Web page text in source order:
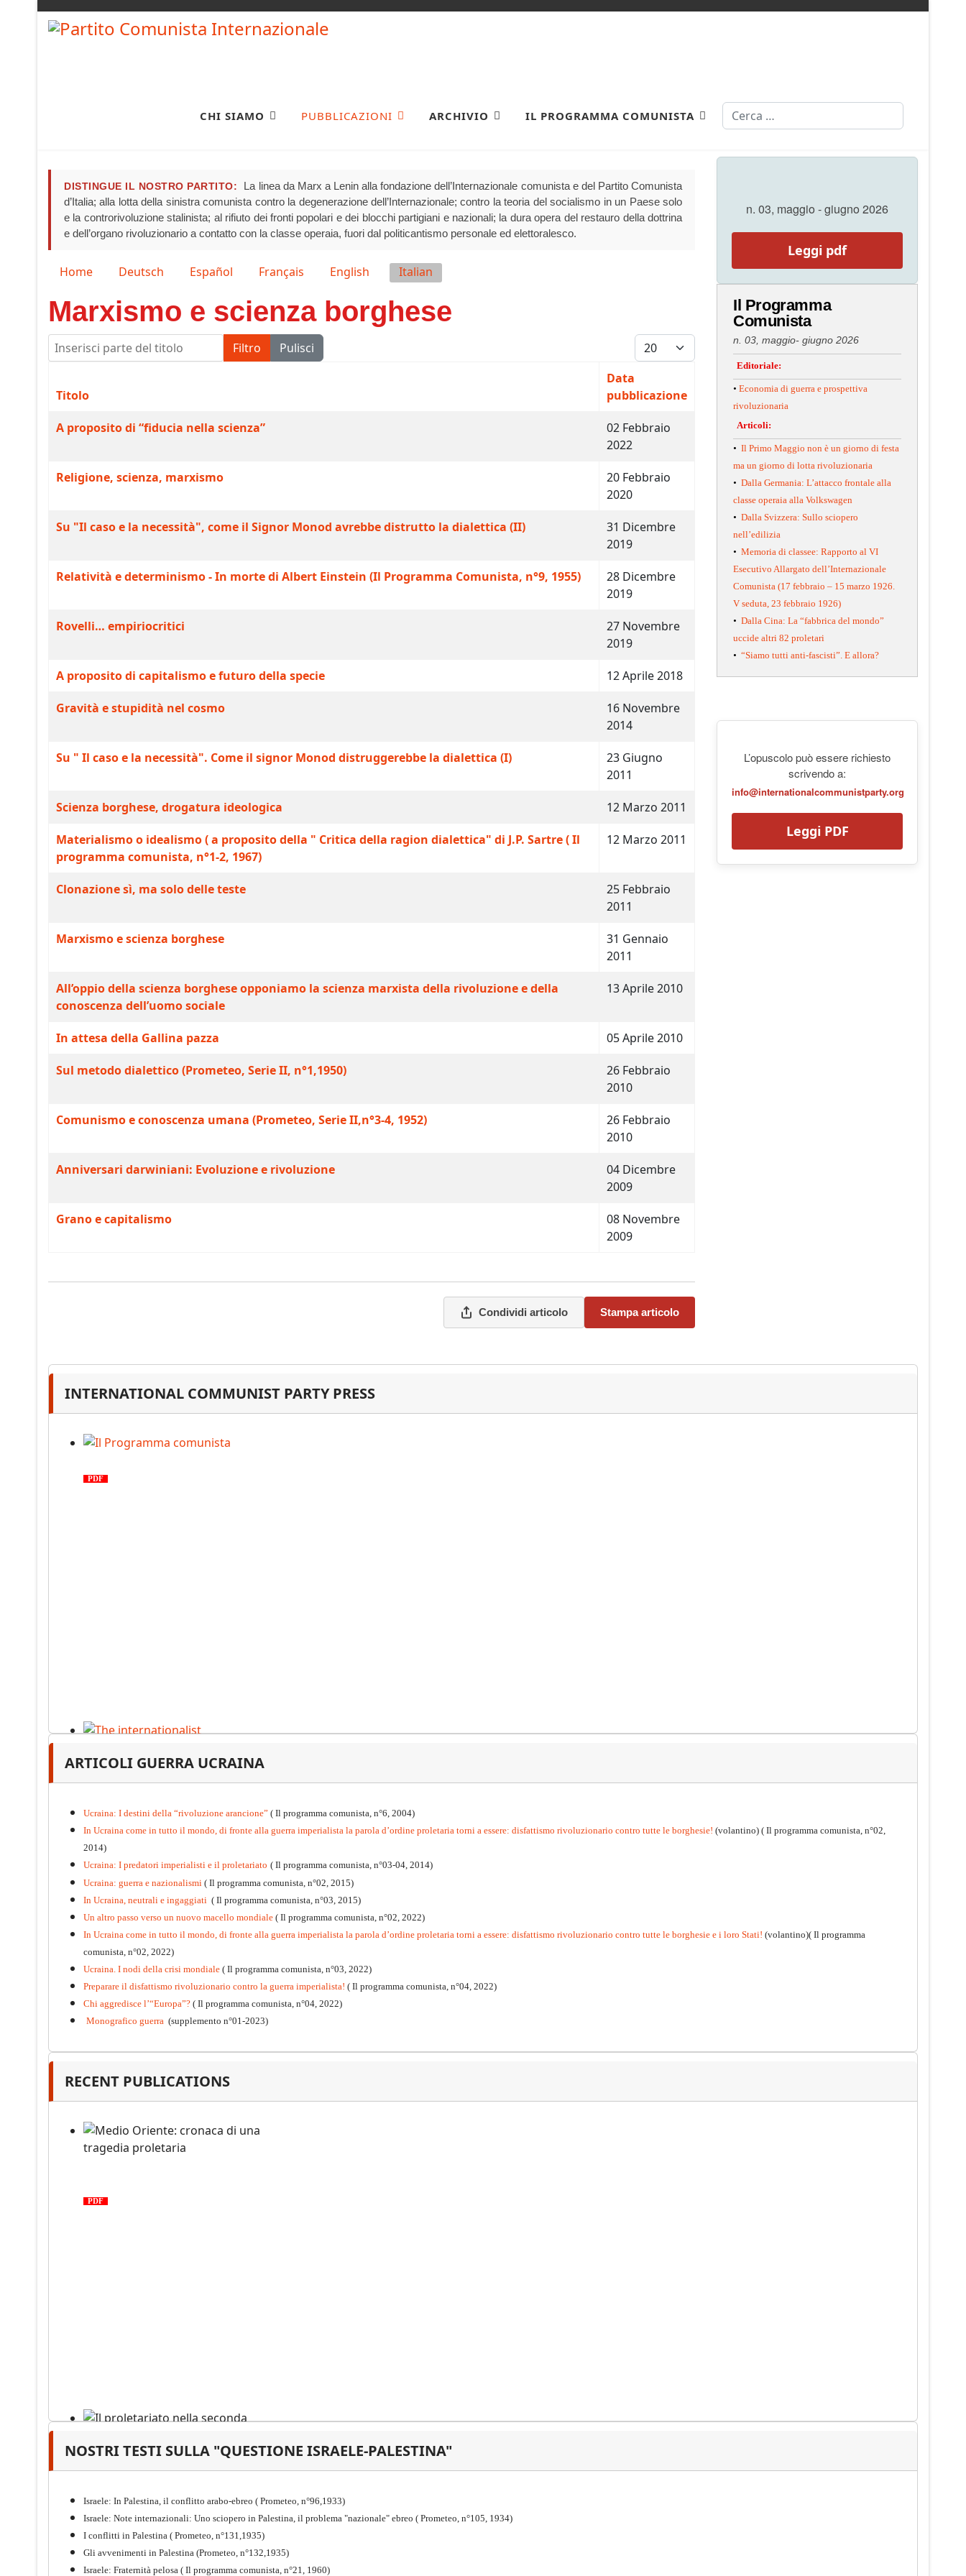
CHI SIAMO PUBBLICAZIONI ARCHIVIO IL PROGRAMMA COMUNISTA Cerca
DISTINGUE IL NOSTRO PARTITO:
La linea da Marx a Lenin alla fondazione dell’Internazionale comunista e del Partito Comunista
d’Italia; alla lotta della sinistra comunista contro la degenerazione dell’Internazionale; contro la teoria del socialismo in un Paese solo
e la controrivoluzione stalinista; al rifiuto dei fronti popolari e dei blocchi partigiani e nazionali; la dura opera del restauro della dottrina
e dell’organo rivoluzionario a contatto con la classe operaia, fuori dal politicantismo personale ed elettoralesco.
Seleziona la tua lingua
Home Deutsch Español Français English Italian
Marxismo e scienza borghese
Inserisci parte del titolo Filtro Pulisci Visualizza #
Titolo
Data
pubblicazione
A proposito di “fiducia nella scienza”
02 Febbraio
2022
Religione, scienza, marxismo
20 Febbraio
2020
Su "Il caso e la necessità", come il Signor Monod avrebbe distrutto la dialettica (II)
31 Dicembre
2019
Relatività e determinismo - In morte di Albert Einstein (Il Programma Comunista, n°9, 1955)
28 Dicembre
2019
Rovelli… empiriocritici
27 Novembre
2019
A proposito di capitalismo e futuro della specie 12 Aprile 2018
Gravità e stupidità nel cosmo
16 Novembre
2014
Su " Il caso e la necessità". Come il signor Monod distruggerebbe la dialettica (I)
23 Giugno
2011
Scienza borghese, drogatura ideologica 12 Marzo 2011
Materialismo o idealismo ( a proposito della " Critica della ragion dialettica" di J.P. Sartre ( Il
programma comunista, n°1-2, 1967)
12 Marzo 2011
Clonazione sì, ma solo delle teste
25 Febbraio
2011
Marxismo e scienza borghese
31 Gennaio
2011
All’oppio della scienza borghese opponiamo la scienza marxista della rivoluzione e della
conoscenza dell’uomo sociale
13 Aprile 2010
In attesa della Gallina pazza 05 Aprile 2010
Sul metodo dialettico (Prometeo, Serie II, n°1,1950)
26 Febbraio
2010
Comunismo e conoscenza umana (Prometeo, Serie II,n°3-4, 1952)
26 Febbraio
2010
Anniversari darwiniani: Evoluzione e rivoluzione
04 Dicembre
2009
Grano e capitalismo
08 Novembre
2009
Condividi articolo Stampa articolo
n. 03, maggio - giugno 2026
Leggi pdf
Il Programma
Comunista
n. 03, maggio- giugno 2026
Editoriale:
• Economia di guerra e prospettiva
rivoluzionaria
Articoli:
• Il Primo Maggio non è un giorno di festa
ma un giorno di lotta rivoluzionaria
• Dalla Germania: L’attacco frontale alla
classe operaia alla Volkswagen
• Dalla Svizzera: Sullo sciopero
nell’edilizia
• Memoria di classee: Rapporto al VI
Esecutivo Allargato dell’Internazionale
Comunista (17 febbraio – 15 marzo 1926.
V seduta, 23 febbraio 1926)
• Dalla Cina: La “fabbrica del mondo”
uccide altri 82 proletari
• “Siamo tutti anti-fascisti”. E allora?
L’opuscolo può essere richiesto
scrivendo a:
info@internationalcommunistparty.org
Leggi PDF
INTERNATIONAL COMMUNIST PARTY PRESS
PDF
PDF n.12, 2026
PDF n°10 - 2026
ARTICOLI GUERRA UCRAINA
Ucraina: I destini della “rivoluzione arancione” ( Il programma comunista, n°6, 2004)
In Ucraina come in tutto il mondo, di fronte alla guerra imperialista la parola d’ordine proletaria torni a essere: disfattismo rivoluzionario contro tutte le borghesie! (volantino) ( Il programma comunista, n°02,
2014)
Ucraina: I predatori imperialisti e il proletariato ( Il programma comunista, n°03-04, 2014)
Ucraina: guerra e nazionalismi ( Il programma comunista, n°02, 2015)
In Ucraina, neutrali e ingaggiati ( Il programma comunista, n°03, 2015)
Un altro passo verso un nuovo macello mondiale ( Il programma comunista, n°02, 2022)
In Ucraina come in tutto il mondo, di fronte alla guerra imperialista la parola d’ordine proletaria torni a essere: disfattismo rivoluzionario contro tutte le borghesie e i loro Stati! (volantino)( Il programma
comunista, n°02, 2022)
Ucraina. I nodi della crisi mondiale ( Il programma comunista, n°03, 2022)
Preparare il disfattismo rivoluzionario contro la guerra imperialista! ( Il programma comunista, n°04, 2022)
Chi aggredisce l’“Europa”? ( Il programma comunista, n°04, 2022)
Monografico guerra (supplemento n°01-2023)
RECENT PUBLICATIONS
PDF
Il proletariato nella seconda
guerra mondiale e nella
PDF Quaderno n°4 (nuova edizione 2021)
NOSTRI TESTI SULLA "QUESTIONE ISRAELE-PALESTINA"
Israele: In Palestina, il conflitto arabo-ebreo ( Prometeo, n°96,1933)
Israele: Note internazionali: Uno sciopero in Palestina, il problema "nazionale" ebreo ( Prometeo, n°105, 1934)
I conflitti in Palestina ( Prometeo, n°131,1935)
Gli avvenimenti in Palestina (Prometeo, n°132,1935)
Israele: Fraternità pelosa ( Il programma comunista, n°21, 1960)